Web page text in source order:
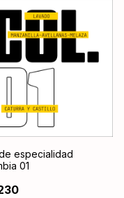
especialidad
01